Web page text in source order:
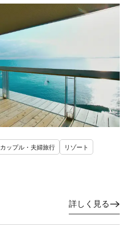
カップル・夫婦旅行
リゾート
詳しく見る